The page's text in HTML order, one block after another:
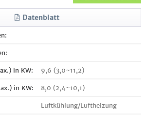
Datenblatt
in KW: 9,6 (3,0~11,2)
in KW: 8,0 (2,4~10,1)
Luftkühlung/Luftheizung